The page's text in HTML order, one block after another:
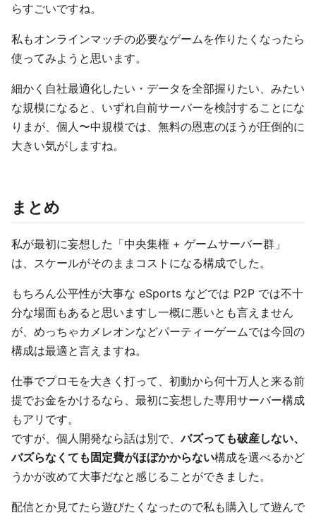
らすごいですね。
私もオンラインマッチの必要なゲームを作りたくなったら
使ってみようと思います。
細かく自社最適化したい・データを全部握りたい、みたい
な規模になると、いずれ自前サーバーを検討することにな
りまが、個人〜中規模では、無料の恩恵のほうが圧倒的に
大きい気がしますね。
まとめ
私が最初に妄想した「中央集権 + ゲームサーバー群」
は、スケールがそのままコストになる構成でした。
もちろん公平性が大事な eSports などでは P2P では不十
分な場面もあると思いますし一概に悪いとも言えません
が、めっちゃカメレオンなどパーティーゲームでは今回の
構成は最適と言えますね。
仕事でプロモを大きく打って、初動から何十万人と来る前
提でお金をかけるなら、最初に妄想した専用サーバー構成
もアリです。
ですが、個人開発なら話は別で、バズっても破産しない、
バズらなくても固定費がほぼかからない構成を選べるかど
うかが改めて大事だなと感じることができました。
配信とか見てたら遊びたくなったので私も購入して遊んで